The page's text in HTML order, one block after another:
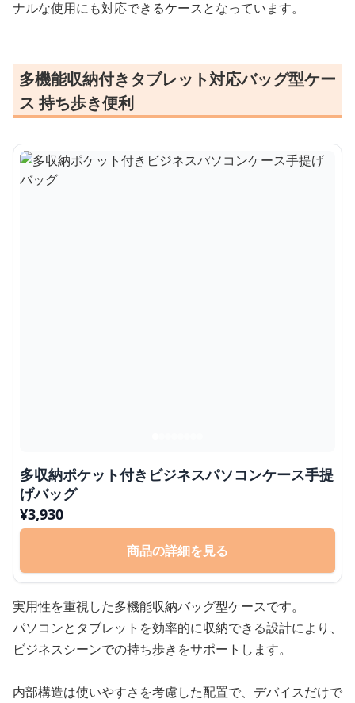
ナルな使用にも対応できるケースとなっています。
多機能収納付きタブレット対応バッグ型ケー
ス 持ち歩き便利
多収納ポケット付きビジネスパソコンケース手提
げバッグ
¥3,930
商品の詳細を見る
実用性を重視した多機能収納バッグ型ケースです。
パソコンとタブレットを効率的に収納できる設計により、
ビジネスシーンでの持ち歩きをサポートします。
内部構造は使いやすさを考慮した配置で、デバイスだけで